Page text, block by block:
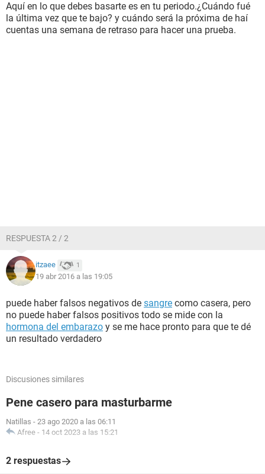
Aquí en lo que debes basarte es en tu periodo.¿Cuándo fué
la última vez que te bajo? y cuándo será la próxima de haí
cuentas una semana de retraso para hacer una prueba.
RESPUESTA 2 / 2
itzaee 1
19 abr 2016 a las 19:05
puede haber falsos negativos de sangre como casera, pero
no puede haber falsos positivos todo se mide con la
hormona del embarazo y se me hace pronto para que te dé
un resultado verdadero
Discusiones similares
Pene casero para masturbarme
Natillas - 23 ago 2020 a las 06:11
Afree - 14 oct 2023 a las 15:21
2 respuestas